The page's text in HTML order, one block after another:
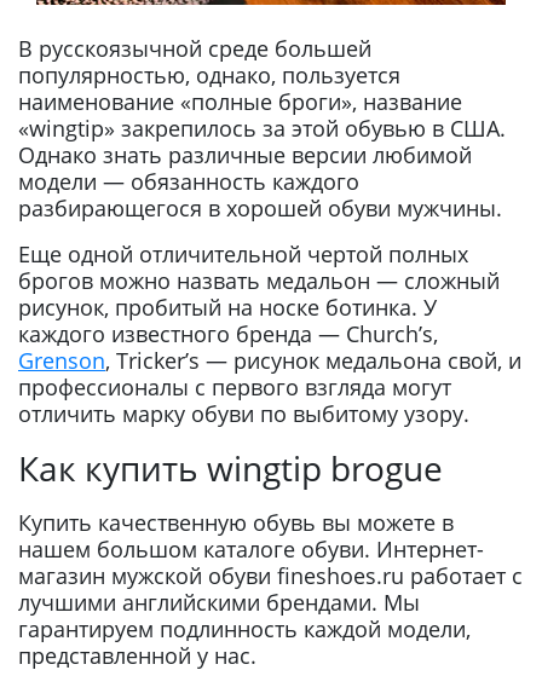
В русскоязычной среде большей
популярностью, однако, пользуется
наименование «полные броги», название
«wingtip» закрепилось за этой обувью в США.
Однако знать различные версии любимой
модели — обязанность каждого
разбирающегося в хорошей обуви мужчины.
Еще одной отличительной чертой полных
брогов можно назвать медальон — сложный
рисунок, пробитый на носке ботинка. У
каждого известного бренда — Church’s,
Grenson, Tricker’s — рисунок медальона свой, и
профессионалы с первого взгляда могут
отличить марку обуви по выбитому узору.
Как купить wingtip brogue
Купить качественную обувь вы можете в
нашем большом каталоге обуви. Интернет-
магазин мужской обуви fineshoes.ru работает с
лучшими английскими брендами. Мы
гарантируем подлинность каждой модели,
представленной у нас.